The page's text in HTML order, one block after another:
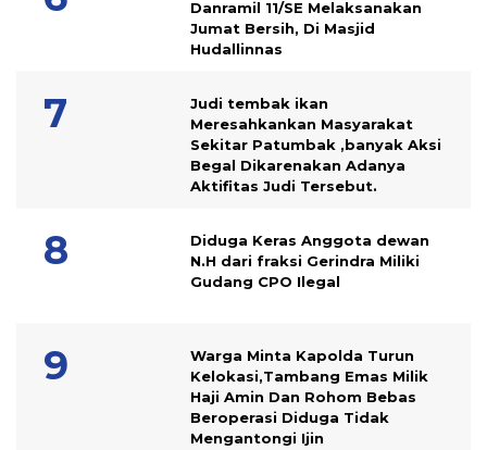
Danramil 11/SE Melaksanakan
Jumat Bersih, Di Masjid
Hudallinnas
Judi tembak ikan
Meresahkankan Masyarakat
Sekitar Patumbak ,banyak Aksi
Begal Dikarenakan Adanya
Aktifitas Judi Tersebut.
Diduga Keras Anggota dewan
N.H dari fraksi Gerindra Miliki
Gudang CPO Ilegal
Warga Minta Kapolda Turun
Kelokasi,Tambang Emas Milik
Haji Amin Dan Rohom Bebas
Beroperasi Diduga Tidak
Mengantongi Ijin